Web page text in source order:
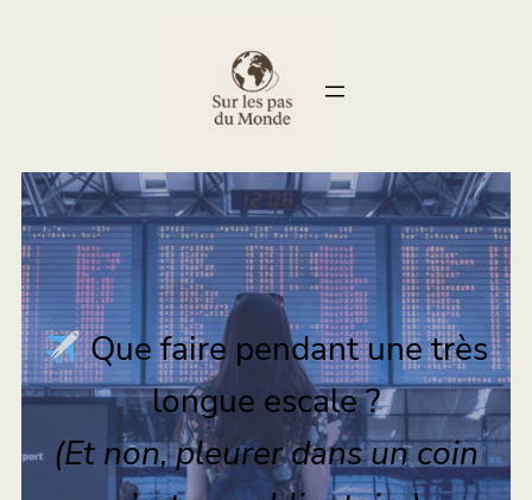
Que faire pendant une très
longue escale ?
(Et non, pleurer dans un coin